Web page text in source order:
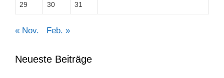
29 30 31
« Nov. Feb. »
Neueste Beiträge